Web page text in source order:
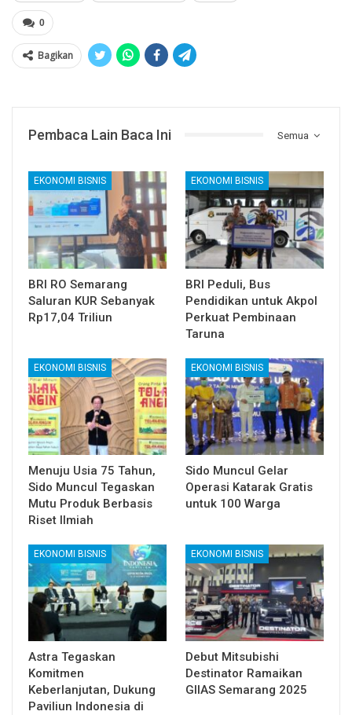
0
Bagikan
Semua
Pembaca Lain Baca Ini
EKONOMI BISNIS
BRI RO Semarang
Saluran KUR Sebanyak
Rp17,04 Triliun
EKONOMI BISNIS
BRI Peduli, Bus
Pendidikan untuk Akpol
Perkuat Pembinaan
Taruna
EKONOMI BISNIS
Menuju Usia 75 Tahun,
Sido Muncul Tegaskan
Mutu Produk Berbasis
Riset Ilmiah
EKONOMI BISNIS
Sido Muncul Gelar
Operasi Katarak Gratis
untuk 100 Warga
EKONOMI BISNIS
Astra Tegaskan
Komitmen
Keberlanjutan, Dukung
Paviliun Indonesia di
EKONOMI BISNIS
Debut Mitsubishi
Destinator Ramaikan
GIIAS Semarang 2025